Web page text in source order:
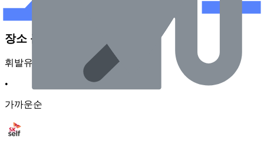
장소 근처 주유소
휘발유
•
가까운순